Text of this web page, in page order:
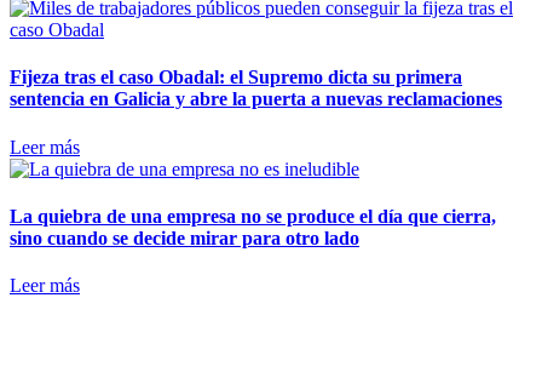
Fijeza tras el caso Obadal: el Supremo dicta su primera
sentencia en Galicia y abre la puerta a nuevas reclamaciones
Leer más
La quiebra de una empresa no se produce el día que cierra,
sino cuando se decide mirar para otro lado
Leer más